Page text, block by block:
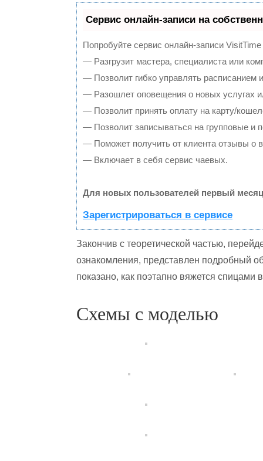
Сервис онлайн-записи на
Попробуйте сервис онлайн-записи
— Разгрузит мастера, специалиста или
— Позволит гибко управлять расписанием и
— Разошлет оповещения о новых услугах
— Позволит принять оплату на карту/
— Позволит записываться на групповые и
— Поможет получить от клиента отзывы о
— Включает в себя сервис чаевых.
Для новых пользователей первый
Зарегистрироваться в сервисе
Закончив с теоретической частью,
ознакомления, представлен подробный
показано, как поэтапно вяжется
Схемы с моделью